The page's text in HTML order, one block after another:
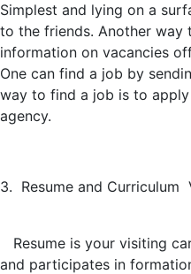
Simplest and lying on a
to the friends. Another way
information on vacancies
One can find a job by
way to find a job is to
agency.
3. Resume and Curriculum
Resume is your visiting
and participates in